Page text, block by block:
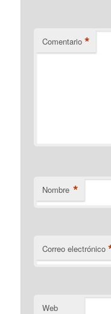
Comentario *
Nombre *
Correo electrónico
Web